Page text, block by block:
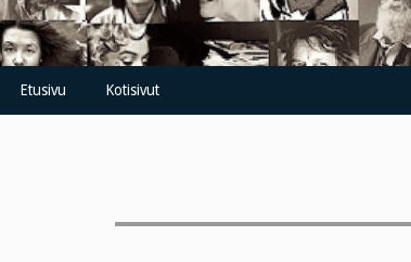
Etusivu Kotisivut